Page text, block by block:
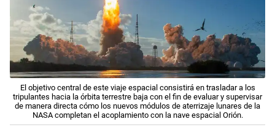
El objetivo central de este viaje espacial consistirá en trasladar a los
tripulantes hacia la órbita terrestre baja con el fin de evaluar y supervisar
de manera directa cómo los nuevos módulos de aterrizaje lunares de la
NASA completan el acoplamiento con la nave espacial Orión.